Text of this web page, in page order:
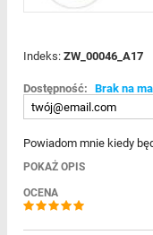
Indeks: ZW_00046_A17
Dostępność: Brak na
Powiadom mnie kiedy
POKAŻ OPIS
OCENA